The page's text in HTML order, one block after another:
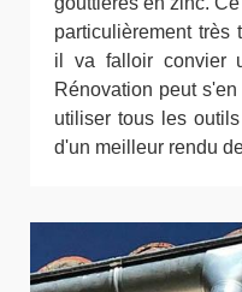
particulièrement très
il va falloir convier
Rénovation peut
utiliser tous les
d'un meilleur rendu